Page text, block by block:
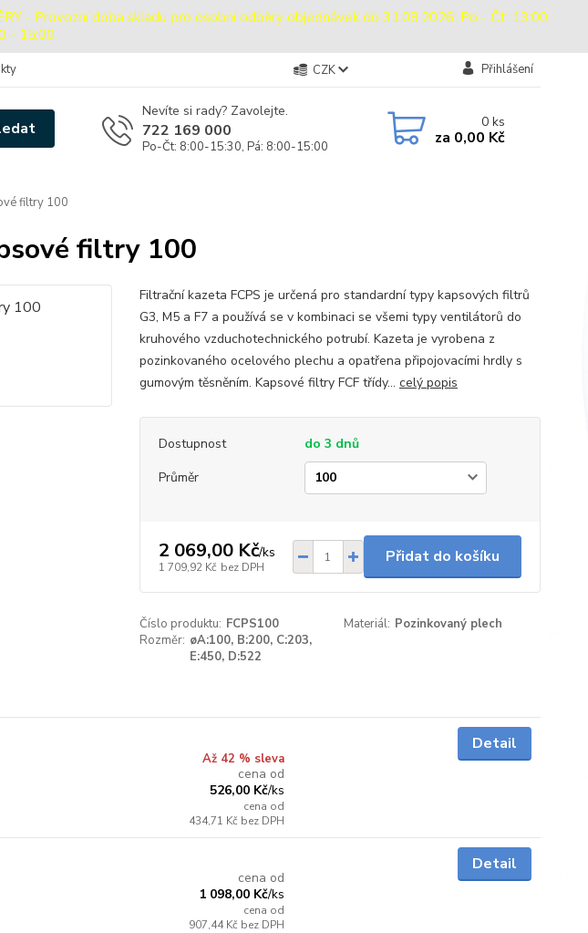
- Provozní doba skladu pro osobní odběry objednávek do 31.08.2026: Po - Čt: 13:00
- 15:00
CZK Přihlášení
Nevíte si rady? Zavolejte.
722 169 000
Po-Čt: 8:00-15:30, Pá: 8:00-15:00
0ks
za 0,00 Kč
filtry 100
filtry 100
Filtrační kazeta FCPS je určená pro standardní typy kapsových filtrů
G3, M5 a F7 a používá se v kombinaci se všemi typy ventilátorů do
kruhového vzduchotechnického potrubí. Kazeta je vyrobena z
pozinkovaného ocelového plechu a opatřena připojovacími hrdly s
gumovým těsněním. Kapsové filtry FCF třídy... celý popis
Dostupnost
do 3 dnů
Průměr
2 069,00 Kč/ks
1 709,92 Kč bez DPH
Přidat do košíku
Číslo produktu: FCPS100 Materiál: Pozinkovaný plech
Rozměr: øA:100, B:200, C:203,
E:450, D:522
Až 42 % sleva
cena od
526,00 Kč/ks
cena od
434,71 Kč bez DPH
Detail
cena od
1 098,00 Kč/ks
cena od
907,44 Kč bez DPH
Detail